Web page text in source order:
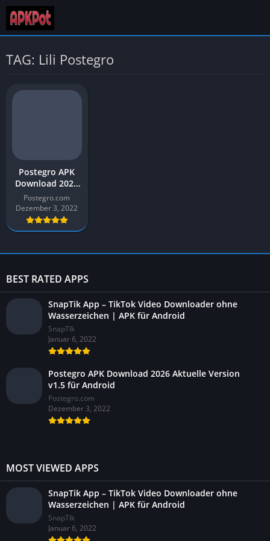
TAG: Lili Postegro
Postegro APK
Download 2026
Aktuelle Version
v1.5 für Android
Postegro.com
Dezember 3, 2022
BEST RATED APPS
SnapTik App – TikTok Video Downloader ohne
Wasserzeichen | APK für Android
SnapTIk
Januar 6, 2022
Postegro APK Download 2026 Aktuelle Version
v1.5 für Android
Postegro.com
Dezember 3, 2022
MOST VIEWED APPS
SnapTik App – TikTok Video Downloader ohne
Wasserzeichen | APK für Android
SnapTIk
Januar 6, 2022